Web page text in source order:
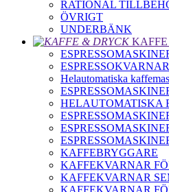
RATIONAL
ÖVRIGT
UNDERBÄNK
ESPRESSOKVARNAR
Helautomatiska
HELAUTOMATISKA
KAFFEBRYGGARE
KAFFEKVARNAR
KAFFEKVARNAR
KAFFEKVARNAR